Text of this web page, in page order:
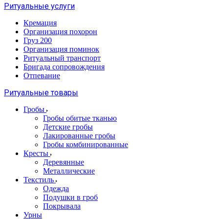
Ритуальные услуги
Кремация
Организация похорон
Груз 200
Организация поминок
Ритуальный транспорт
Бригада сопровождения
Отпевание
Ритуальные товары
Гробы
Гробы обитые тканью
Детские гробы
Лакированные гробы
Гробы комбинированные
Кресты
Деревянные
Металлические
Текстиль
Одежда
Подушки в гроб
Покрывала
Урны